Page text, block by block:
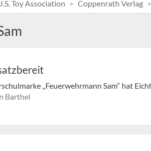
Toy Association Coppenrath Verlag
„Feuerwehrmann Sam“ hat
Barthel